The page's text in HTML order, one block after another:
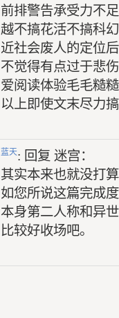
前排警告承受力不
越不搞花活不搞科
近社会废人的定位
不觉得有点过于悲
爱阅读体验毛毛糙
以上即使文末尽力
蓝天: 回复 迷宫：
其实本来也就没打
如您所说这篇完成
本身第二人称和异
比较好收场吧。